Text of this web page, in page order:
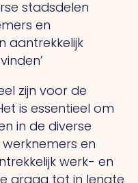
stadsdelen
en
aantrekkelijk
zijn voor de
is essentieel om
in de diverse
en
werk- en
graag tot in lengte